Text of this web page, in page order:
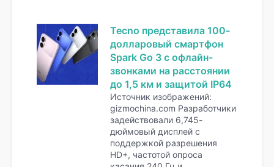
Tecno представила 100-
долларовый смартфон
Spark Go 3 с офлайн-
звонками на расстоянии
до 1,5 км и защитой IP64
Источник изображений:
gizmochina.com Разработчики
задействовали 6,745-
дюймовый дисплей с
поддержкой разрешения
HD+, частотой опроса